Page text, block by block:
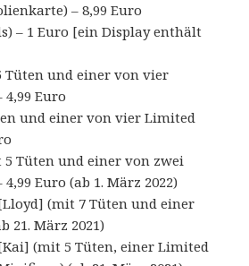
– 8,99 Euro
– 1 Euro [ein Display enthält
Tüten und einer von vier
Euro
und einer von vier Limited
Tüten und einer von zwei
Euro (ab 1. März 2022)
(mit 7 Tüten und einer
21. März 2021)
(mit 5 Tüten, einer Limited